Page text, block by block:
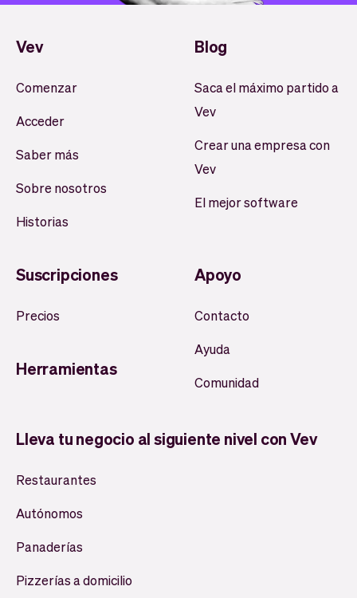
Vev
Comenzar
Acceder
Saber más
Sobre nosotros
Historias
Blog
Saca el máximo partido a
Vev
Crear una empresa con
Vev
El mejor software
Suscripciones
Precios
Herramientas
Apoyo
Contacto
Ayuda
Comunidad
Lleva tu negocio al siguiente nivel con Vev
Restaurantes
Autónomos
Panaderías
Pizzerías a domicilio